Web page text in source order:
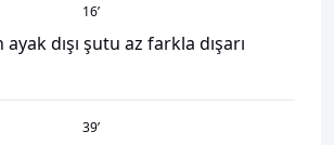
16’
dışı şutu az farkla dışarı
39’